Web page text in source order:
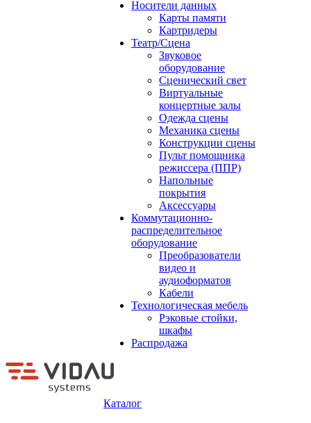
Носители данных
Карты памяти
Картридеры
Театр/Сцена
Звуковое
оборудование
Сценический свет
Виртуальные
концертные залы
Одежда сцены
Механика сцены
Конструкции сцены
Пульт помощника
режиссера (ППР)
Напольные
покрытия
Аксессуары
Коммутационно-
распределительное
оборудование
Преобразователи
видео и
аудиоформатов
Кабели
Технологическая мебель
Рэковые стойки,
шкафы
Распродажа
Каталог